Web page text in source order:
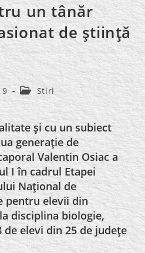
un tânăr
de ştiinţă
Post
category:
Stiri
şi cu un subiect
generaţie de
Valentin Osiac a
I în cadrul Etapei
Naţional de
pentru elevii din
disciplina biologie,
elevi din 25 de judeţe